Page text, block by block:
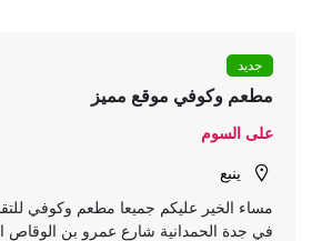
جديد
مطعم وكوفي موقع مميز
على السوم
ينبع
مساء الخير عليكم جميعا مطعم وكوفي
في جدة الحمدانية شارع عمرو بن الوقاص